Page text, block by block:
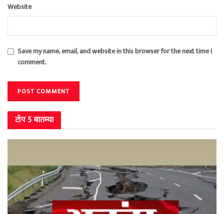
Website
Save my name, email, and website in this browser for the next time I
comment.
टॉप 5 बातम्या